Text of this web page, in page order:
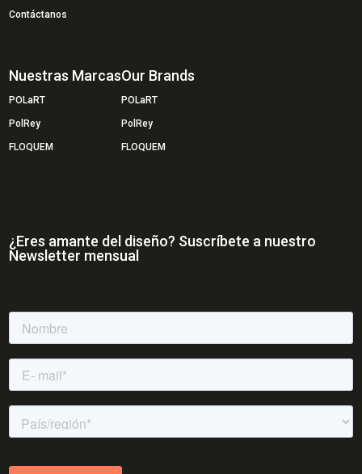
Contáctanos
Nuestras Marcas
POLaRT
PolRey
FLOQUEM
Our Brands
POLaRT
PolRey
FLOQUEM
¿Eres amante del diseño? Suscríbete a nuestro
Newsletter mensual